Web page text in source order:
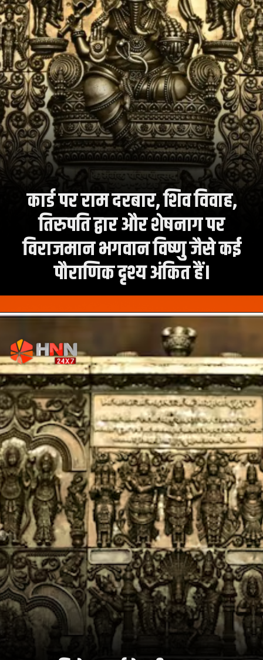
कार्ड पर राम दरबार, शिव विवाह,
तिरुपति द्वार और शेषनाग पर
विराजमान भगवान विष्णु जैसे कई
पौराणिक दृश्य अंकित हैं।